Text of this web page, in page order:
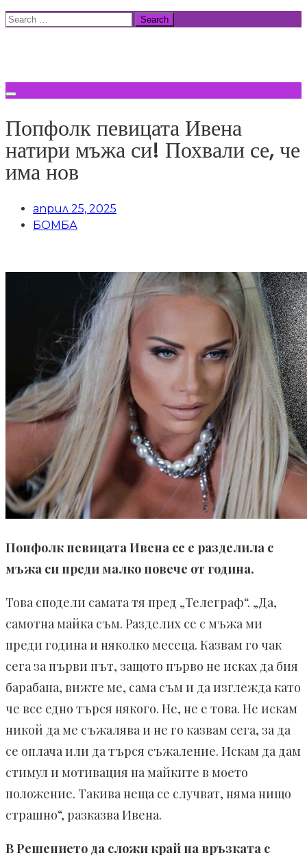
Skip
Search
Попфолк певицата Ивена
натири мъжа си! Похвали се, че
има нов
април 25, 2025
БОМБА
Попфолк певицата Ивена се е разделила с
мъжа си преди малко повече от година.
Това сподели самата тя пред „Теле­граф“. „Да,
самотна майка съм. Разделих се с мъжа ми
преди година и няколко месеца. Каз­вам го чак
сега за първи път, защото първо не исках да бия
барабана, вижте ме, сама съм и да изглежда като
че все едно търся някого. Не, не е това. Не искам
никой да ме съжалява и не го казвам сега, за да
се оплача или да търся съжаление. Искам да дам
стимул и мотивация на майките в моето
положение. Такива неща се случват, няма нищо
страшно“, разказ­ва Ивена.
В Решението да сложи край на връзката с